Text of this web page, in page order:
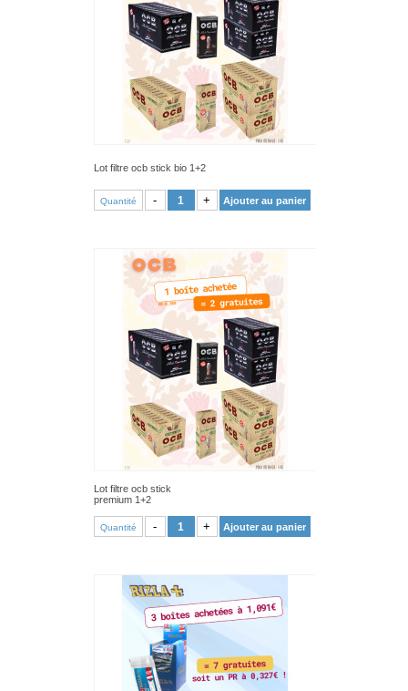
Lot filtre ocb stick bio 1+2
Quantité - + Ajouter au panier
Lot filtre ocb stick
premium 1+2
Quantité - + Ajouter au panier